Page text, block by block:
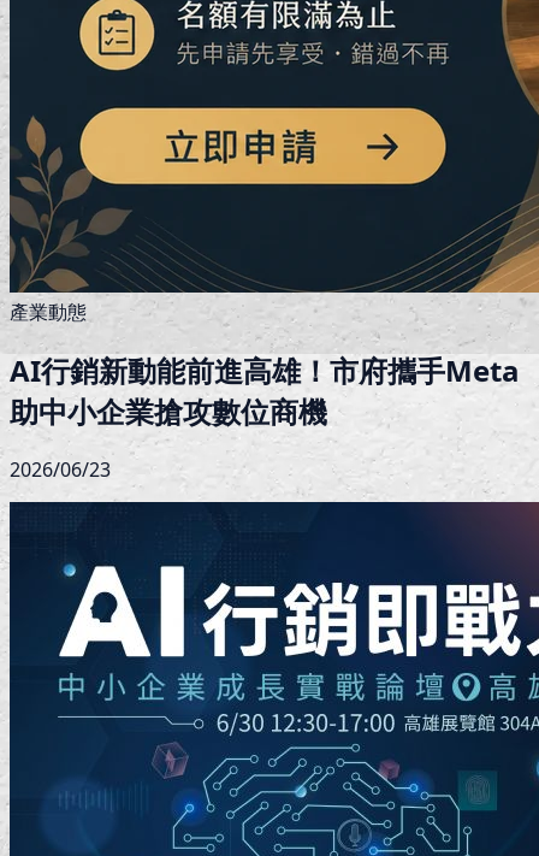
產業動態
AI行銷新動能前進高雄！市府攜手Meta
助中小企業搶攻數位商機
2026/06/23